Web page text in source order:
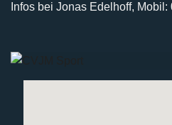
Infos bei Jonas Edelhoff,